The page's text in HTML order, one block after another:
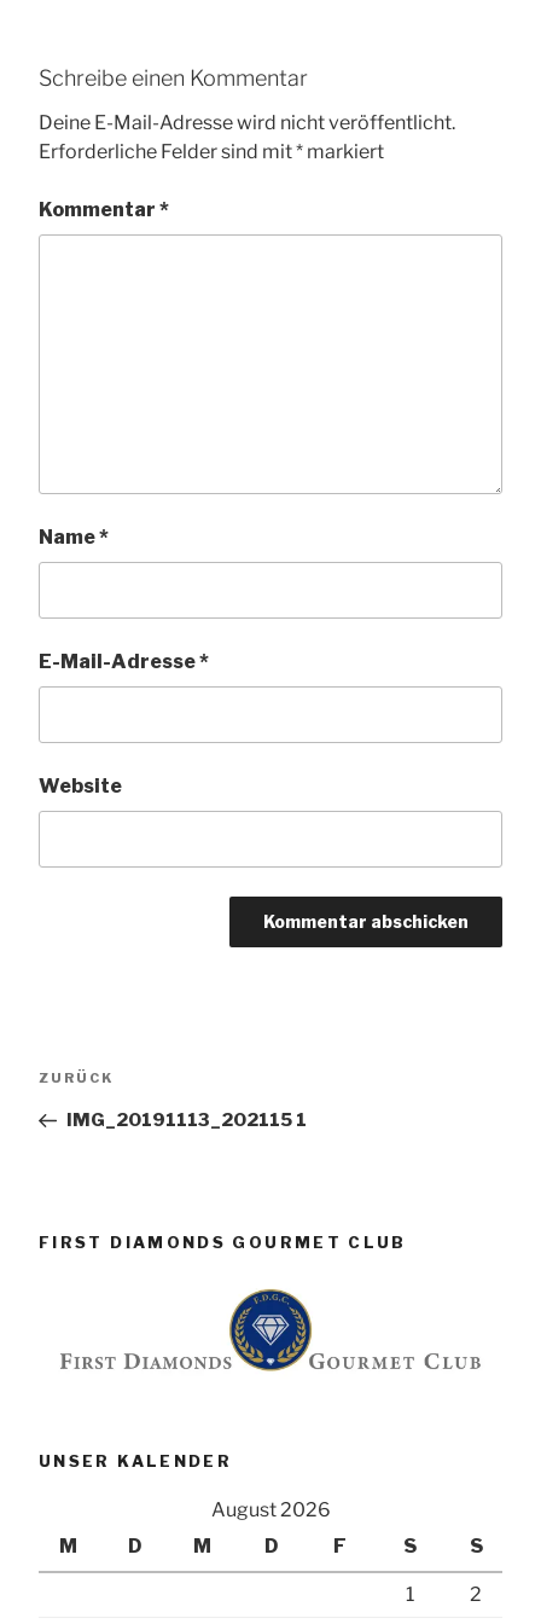
Schreibe einen Kommentar
Deine E-Mail-Adresse wird nicht veröffentlicht.
Erforderliche Felder sind mit* markiert
Kommentar *
Name*
E-Mail-Adresse*
Website
Vorheriger
ZURÜCK
IMG_20191113_202115 1
FIRST DIAMONDS GOURMET CLUB
UNSER KALENDER
August 2026
M
D M D F S S
1 2